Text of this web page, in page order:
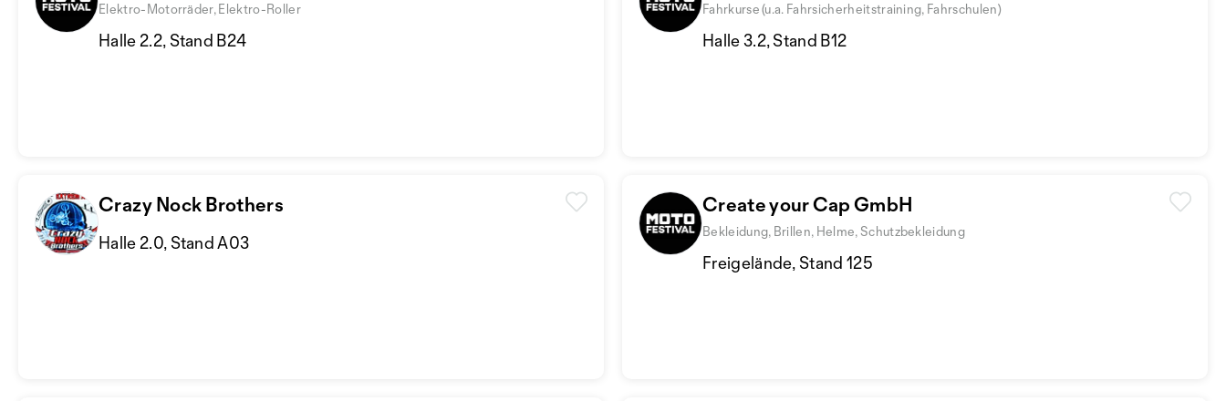
Elektro-Motorräder, Elektro-Roller
Halle 2.2, Stand B24
Fahrkurse (u.a. Fahrsicherheitstraining, Fahrschulen)
Halle 3.2, Stand B12
Crazy Nock Brothers
Halle 2.0, Stand A03
Create your Cap GmbH
Bekleidung, Brillen, Helme, Schutzbekleidung
Freigelände, Stand 125